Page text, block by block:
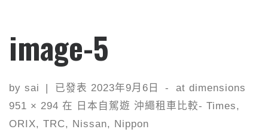
image-5
by sai | 已發表 2023年9月6日 -
at dimensions
951 × 294 在
日本自駕遊 沖繩租車比較- Times,
ORIX, TRC, Nissan, Nippon